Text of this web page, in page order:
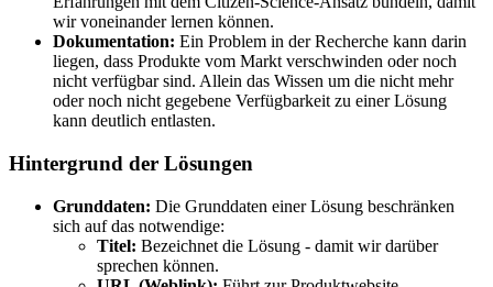
wir voneinander lernen können.
Dokumentation: Ein Problem in der Recherche kann darin
liegen, dass Produkte vom Markt verschwinden oder noch
nicht verfügbar sind. Allein das Wissen um die nicht mehr
oder noch nicht gegebene Verfügbarkeit zu einer Lösung
kann deutlich entlasten.
Hintergrund der Lösungen
Grunddaten: Die Grunddaten einer Lösung beschränken
sich auf das notwendige:
Titel: Bezeichnet die Lösung - damit wir darüber
sprechen können.